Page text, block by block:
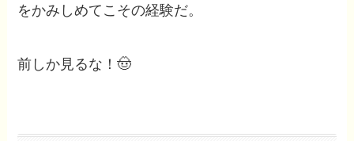
をかみしめてこその経験だ。
前しか見るな！🤠